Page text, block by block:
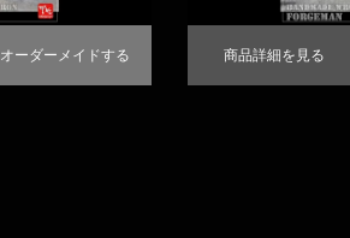
オーダーメイドする 商品詳細を見る